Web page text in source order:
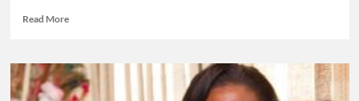
Read MoreRead
Jean
De
Dieu